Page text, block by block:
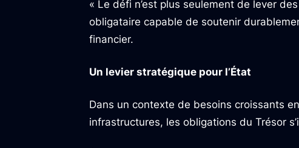
« Le défi n’est plus seulement de lever
obligataire capable de soutenir
financier.
Un levier stratégique pour l’État
Dans un contexte de besoins croissants
infrastructures, les obligations du Trésor